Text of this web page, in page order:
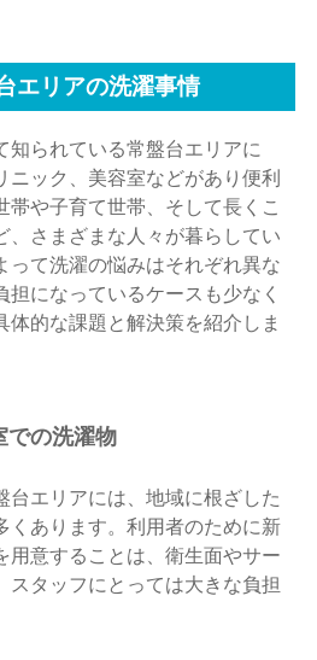
エリアの洗濯事情
知られている常盤台エリアに
ニック、美容室などがあり便利
帯や子育て世帯、そして長くこ
、さまざまな人々が暮らしてい
って洗濯の悩みはそれぞれ異な
担になっているケースも少なく
体的な課題と解決策を紹介しま
での洗濯物
台エリアには、地域に根ざした
くあります。利用者のために新
用意することは、衛生面やサー
スタッフにとっては大きな負担